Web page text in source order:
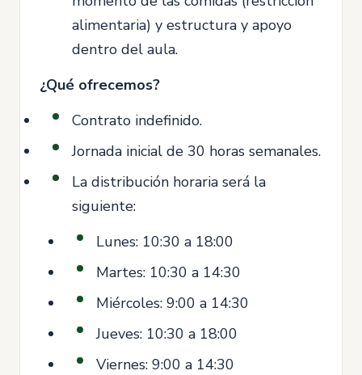
alimentaria) y estructura y apoyo
dentro del aula.
¿Qué ofrecemos?
Contrato indefinido.
Jornada inicial de 30 horas semanales.
La distribución horaria será la
siguiente:
Lunes: 10:30 a 18:00
Martes: 10:30 a 14:30
Miércoles: 9:00 a 14:30
Jueves: 10:30 a 18:00
Viernes: 9:00 a 14:30